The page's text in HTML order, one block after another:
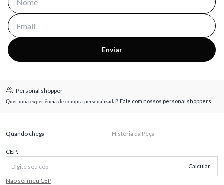
Enviar
Personal shopper
Quer uma experiência de compra personalizada? Fale com nossos personal shoppers
Quando chega História da Peça
CEP:
Calcular
Não sei meu CEP